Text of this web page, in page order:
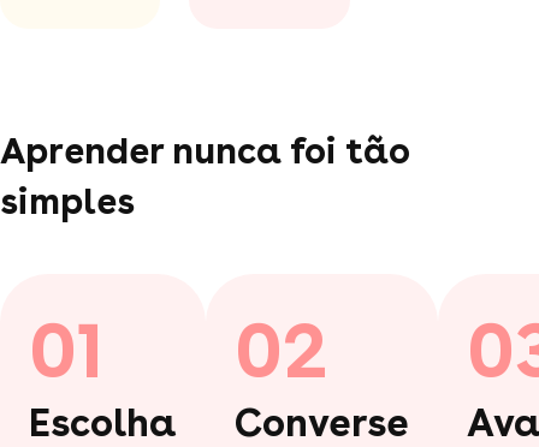
Aprender nunca foi tão
simples
01
Escolha
02
Converse